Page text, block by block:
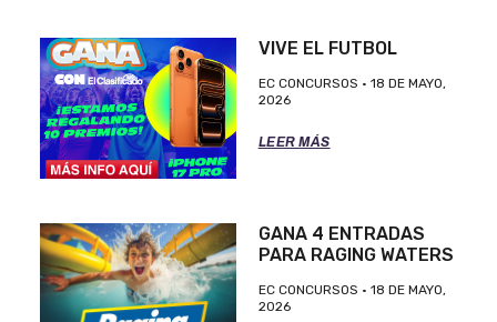
VIVE EL FUTBOL
EC CONCURSOS
18 DE MAYO,
2026
LEER MÁS
GANA 4 ENTRADAS
PARA RAGING WATERS
EC CONCURSOS
18 DE MAYO,
2026